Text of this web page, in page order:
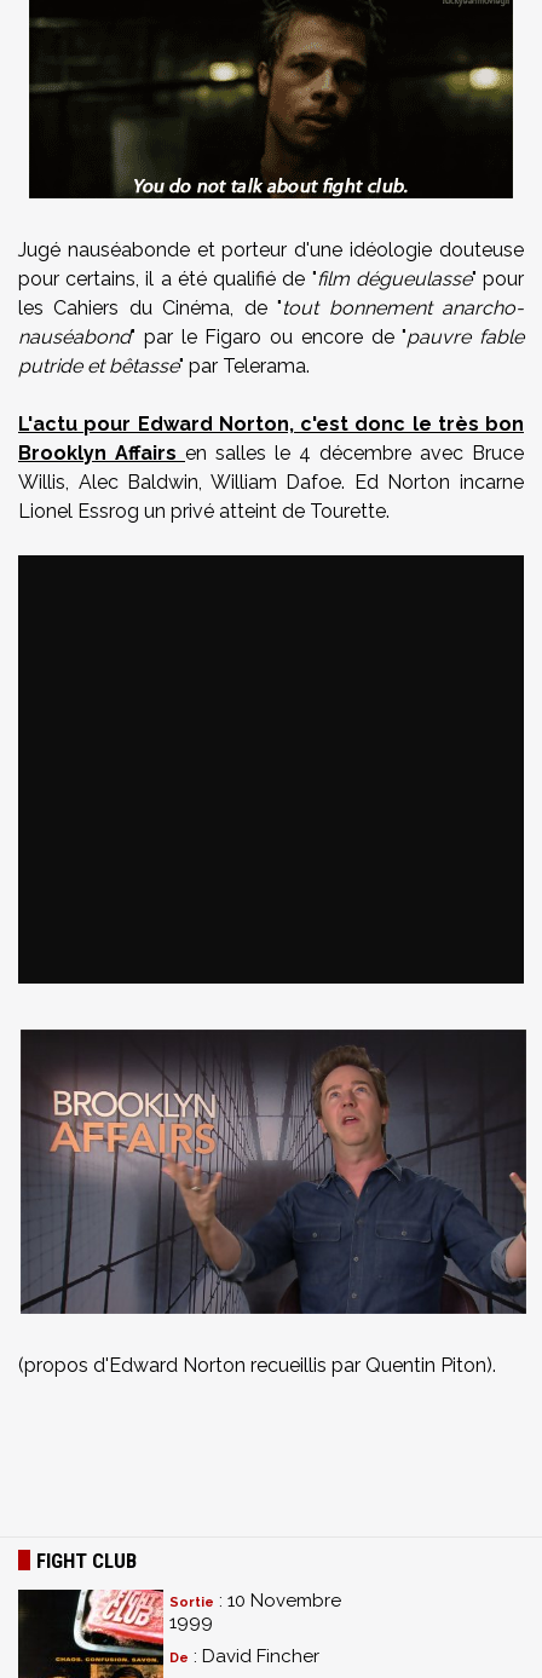
Jugé nauséabonde et porteur d'une idéologie douteuse
pour certains, il a été qualifié de "film dégueulasse" pour
les Cahiers du Cinéma, de "tout bonnement anarcho-
nauséabond" par le Figaro ou encore de "pauvre fable
putride et bêtasse" par Telerama.
L'actu pour Edward Norton, c'est donc le très bon
Brooklyn Affairs en salles le 4 décembre avec Bruce
Willis, Alec Baldwin, William Dafoe. Ed Norton incarne
Lionel Essrog un privé atteint de Tourette.
(propos d'Edward Norton recueillis par Quentin Piton).
FIGHT CLUB
Sortie : 10 Novembre
1999
De : David Fincher